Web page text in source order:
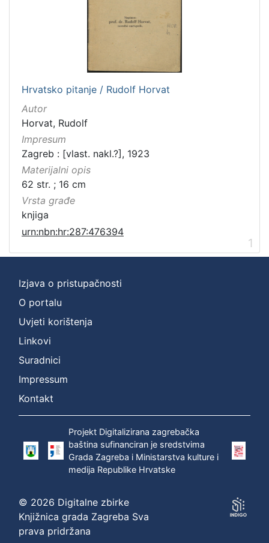
Hrvatsko pitanje / Rudolf Horvat
Autor
Horvat, Rudolf
Impresum
Zagreb : [vlast. nakl.?], 1923
Materijalni opis
62 str. ; 16 cm
Vrsta građe
knjiga
urn:nbn:hr:287:476394
1
Izjava o pristupačnosti
O portalu
Uvjeti korištenja
Linkovi
Suradnici
Impressum
Kontakt
Projekt Digitalizirana zagrebačka
baština sufinanciran je sredstvima
Grada Zagreba i Ministarstva kulture i
medija Republike Hrvatske
© 2026 Digitalne zbirke
Knjižnica grada Zagreba Sva
prava pridržana